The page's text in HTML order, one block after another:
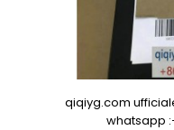
qiqiyg.com
whatsapp